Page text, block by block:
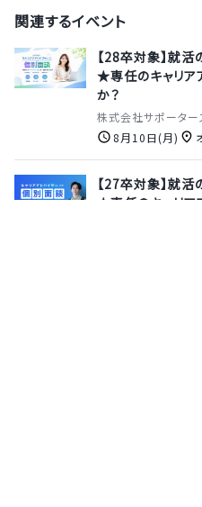
関連するイベント
【28卒対象】就
★専任のキャリア
か？
株式会社サポーター
8月10日(月)
【27卒対象】就
★専任のキャリア